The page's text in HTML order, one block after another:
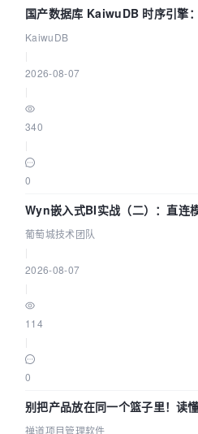
国产数据库 KaiwuDB 时序引擎
技术路径
KaiwuDB
2026-08-07
340
0
Wyn嵌入式BI实战（二）：直连
参数为什么不生效？| 葡萄城技术
葡萄城技术团队
2026-08-07
114
0
别把产品放在同一个篮子里！读
禅道项目管理软件